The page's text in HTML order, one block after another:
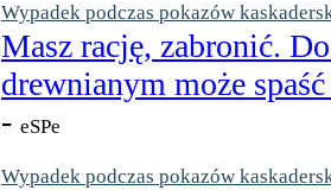
Wypadek podczas pokazów
Masz rację, zabronić.
drewnianym może
- eSPe
Wypadek podczas pokazów